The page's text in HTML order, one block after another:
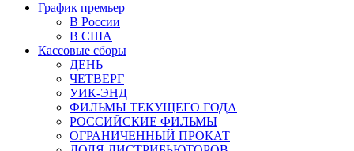
График премьер
В России
В США
Кассовые сборы
ДЕНЬ
ЧЕТВЕРГ
УИК-ЭНД
ФИЛЬМЫ ТЕКУЩЕГО ГОДА
РОССИЙСКИЕ ФИЛЬМЫ
ОГРАНИЧЕННЫЙ ПРОКАТ